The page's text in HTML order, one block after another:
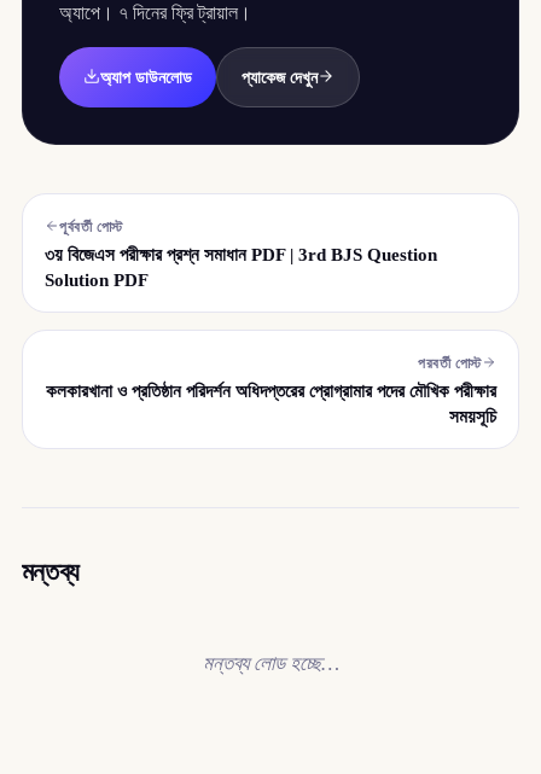
অ্যাপে। ৭ দিনের ফ্রি ট্রায়াল।
অ্যাপ ডাউনলোড প্যাকেজ দেখুন
পূর্ববর্তী পোস্ট
৩য় বিজেএস পরীক্ষার প্রশ্ন সমাধান PDF | 3rd BJS Question
Solution PDF
পরবর্তী পোস্ট
কলকারখানা ও প্রতিষ্ঠান পরিদর্শন অধিদপ্তরের প্রোগ্রামার পদের মৌখিক পরীক্ষার
সময়সূচি
মন্তব্য
মন্তব্য লোড হচ্ছে…